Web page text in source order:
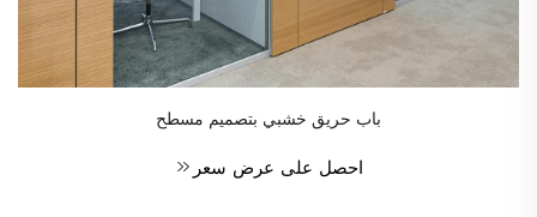
باب حريق خشبي بتصميم مسطح
احصل على عرض سعر